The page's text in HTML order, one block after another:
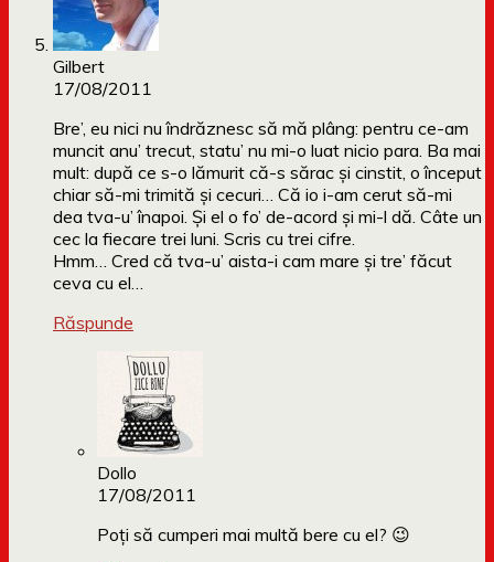
Gilbert
17/08/2011
Bre’, eu nici nu îndrăznesc să mă plâng: pentru ce-am
muncit anu’ trecut, statu’ nu mi-o luat nicio para. Ba mai
mult: după ce s-o lămurit că-s sărac şi cinstit, o început
chiar să-mi trimită şi cecuri… Că io i-am cerut să-mi
dea tva-u’ înapoi. Şi el o fo’ de-acord şi mi-l dă. Câte un
cec la fiecare trei luni. Scris cu trei cifre.
Hmm… Cred că tva-u’ aista-i cam mare şi tre’ făcut
ceva cu el…
Răspunde
Dollo
17/08/2011
Poți să cumperi mai multă bere cu el? 😉